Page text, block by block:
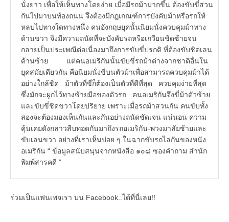
นั่งยาว เพื่อให้เห็นทางโดยง่าย เมื่อมีรถม้ามากขึ้น ต้องขับขี่สวน
กันไปมาบนท้องถนน จึงต้องมีกฎเกณฑ์การบังคับม้าหรือรถให้
หลบไปทางใดทางหนึ่ง คนอังกฤษยุคนั้นนิยมนั่งควบคุมม้าทาง
ด้านขวา จึงมีความถนัดที่จะบังคับรถหรือเกวียนชิดซ้ายจน
กลายเป็นประเพณีต่อเนื่องมาถึงการขับขี่ปรกติ ที่ต้องขับชิดเลน
ด้านซ้าย แต่คนอเมริกันนั้นขับขี่รถม้าต่างจากชาติอื่นใน
ยุคสมัยเดียวกัน คือนิยมนั่งขี่บนตัวม้าเพื่อสามารถควบคุมม้าได้
อย่างใกล้ชิด ม้าตัวที่ขี่ก็ต้องเป็นตัวที่ดีที่สุด ควบคุมง่ายที่สุด
ซึ่งมักจะผูกไว้ทางซ้ายมือของตัวรถ คนอเมริกันจึงขี่ม้าตัวซ้าย
และขับขี่ชิดขวาโดยปริยาย เพราะเมื่อรถม้าสวนกัน คนขับทั้ง
สองจะต้องมองเห็นกันและกันอย่างถนัดชัดเจน แน่นอน ความ
คุ้นเคยดังกล่าวสืบทอดกันมาถึงรถอเมริกัน-พวงมาลัยซ้ายและ
ขับเลนขวา อย่างที่เราเห็นบ่อย ๆ ในฉากขับรถไล่กันของหนัง
อเมริกัน “ ข้อมูลสนับสนุนจากหนังสือ ๑๐๘ ซองคำถาม สำนัก
พิมพ์สารคดี ”
ร่วมเป็นแฟนเพจเรา บน Facebook..ได้ที่นี่เลย!!